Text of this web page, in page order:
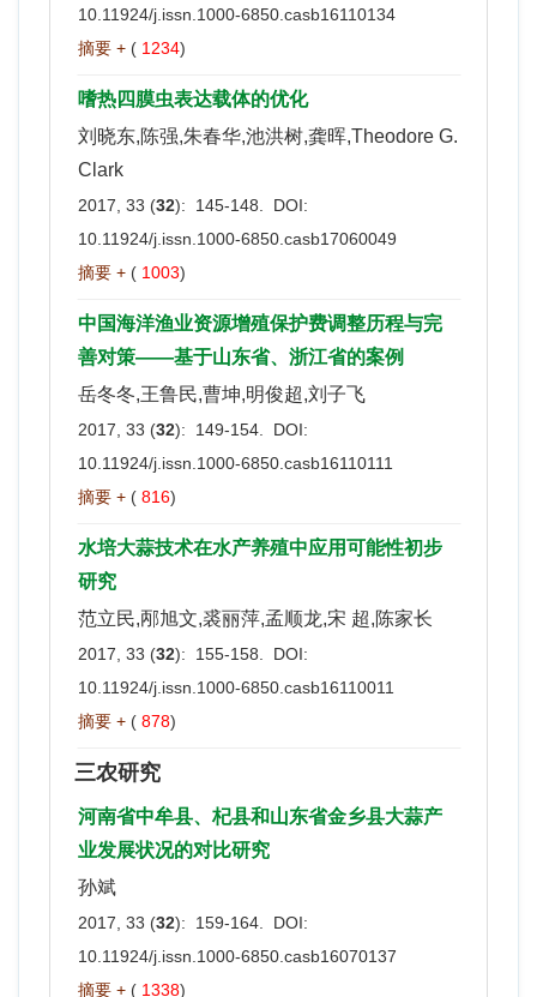
10.11924/j.issn.1000-6850.casb16110134
摘要 + ( 1234)
嗜热四膜虫表达载体的优化
刘晓东,陈强,朱春华,池洪树,龚晖,Theodore G.
Clark
2017, 33 (32): 145-148. DOI:
10.11924/j.issn.1000-6850.casb17060049
摘要 + ( 1003)
中国海洋渔业资源增殖保护费调整历程与完
善对策——基于山东省、浙江省的案例
岳冬冬,王鲁民,曹坤,明俊超,刘子飞
2017, 33 (32): 149-154. DOI:
10.11924/j.issn.1000-6850.casb16110111
摘要 + ( 816)
水培大蒜技术在水产养殖中应用可能性初步
研究
范立民,邴旭文,裘丽萍,孟顺龙,宋 超,陈家长
2017, 33 (32): 155-158. DOI:
10.11924/j.issn.1000-6850.casb16110011
摘要 + ( 878)
三农研究
河南省中牟县、杞县和山东省金乡县大蒜产
业发展状况的对比研究
孙斌
2017, 33 (32): 159-164. DOI:
10.11924/j.issn.1000-6850.casb16070137
摘要 + ( 1338)